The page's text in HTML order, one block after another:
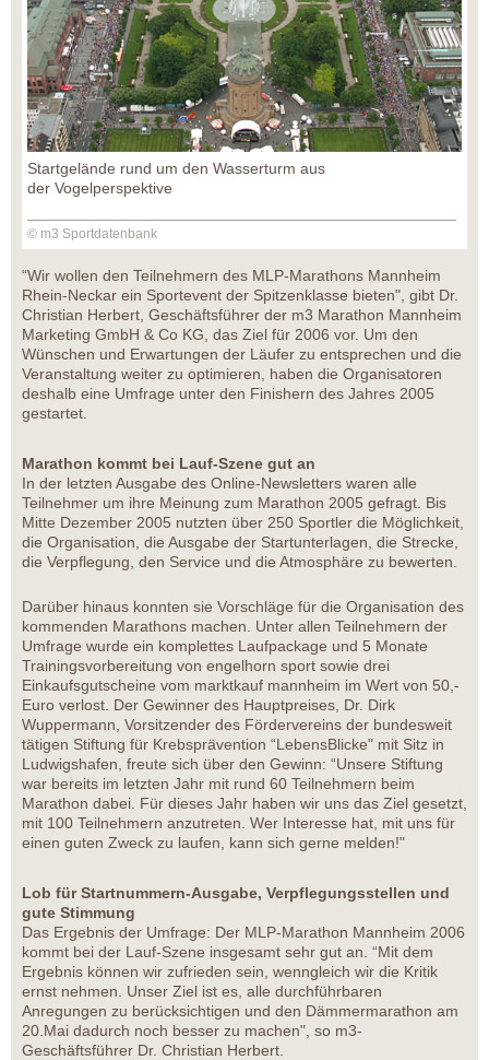
Startgelände rund um den Wasserturm aus
der Vogelperspektive
© m3 Sportdatenbank
“Wir wollen den Teilnehmern des MLP-Marathons Mannheim
Rhein-Neckar ein Sportevent der Spitzenklasse bieten", gibt Dr.
Christian Herbert, Geschäftsführer der m3 Marathon Mannheim
Marketing GmbH & Co KG, das Ziel für 2006 vor. Um den
Wünschen und Erwartungen der Läufer zu entsprechen und die
Veranstaltung weiter zu optimieren, haben die Organisatoren
deshalb eine Umfrage unter den Finishern des Jahres 2005
gestartet.
Marathon kommt bei Lauf-Szene gut an
In der letzten Ausgabe des Online-Newsletters waren alle
Teilnehmer um ihre Meinung zum Marathon 2005 gefragt. Bis
Mitte Dezember 2005 nutzten über 250 Sportler die Möglichkeit,
die Organisation, die Ausgabe der Startunterlagen, die Strecke,
die Verpflegung, den Service und die Atmosphäre zu bewerten.
Darüber hinaus konnten sie Vorschläge für die Organisation des
kommenden Marathons machen. Unter allen Teilnehmern der
Umfrage wurde ein komplettes Laufpackage und 5 Monate
Trainingsvorbereitung von engelhorn sport sowie drei
Einkaufsgutscheine vom marktkauf mannheim im Wert von 50,-
Euro verlost. Der Gewinner des Hauptpreises, Dr. Dirk
Wuppermann, Vorsitzender des Fördervereins der bundesweit
tätigen Stiftung für Krebsprävention “LebensBlicke" mit Sitz in
Ludwigshafen, freute sich über den Gewinn: “Unsere Stiftung
war bereits im letzten Jahr mit rund 60 Teilnehmern beim
Marathon dabei. Für dieses Jahr haben wir uns das Ziel gesetzt,
mit 100 Teilnehmern anzutreten. Wer Interesse hat, mit uns für
einen guten Zweck zu laufen, kann sich gerne melden!"
Lob für Startnummern-Ausgabe, Verpflegungsstellen und
gute Stimmung
Das Ergebnis der Umfrage: Der MLP-Marathon Mannheim 2006
kommt bei der Lauf-Szene insgesamt sehr gut an. “Mit dem
Ergebnis können wir zufrieden sein, wenngleich wir die Kritik
ernst nehmen. Unser Ziel ist es, alle durchführbaren
Anregungen zu berücksichtigen und den Dämmermarathon am
20.Mai dadurch noch besser zu machen", so m3-
Geschäftsführer Dr. Christian Herbert.